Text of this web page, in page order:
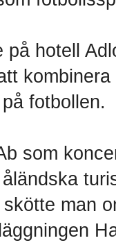
på hotell
fotbollen.
som
skötte man